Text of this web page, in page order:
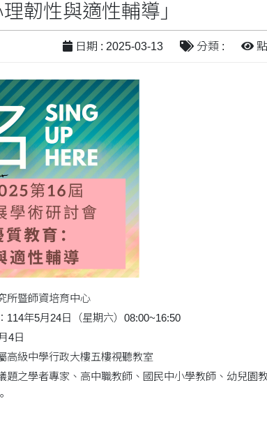
韌性與適性輔導」
日期 : 2025-03-13 分類 :
所暨師資培育中心
年5月24日（星期六）08:00~16:50
4日
高級中學行政大樓五樓視聽教室
之學者專家、高中職教師、國民中小學教師、幼兒園